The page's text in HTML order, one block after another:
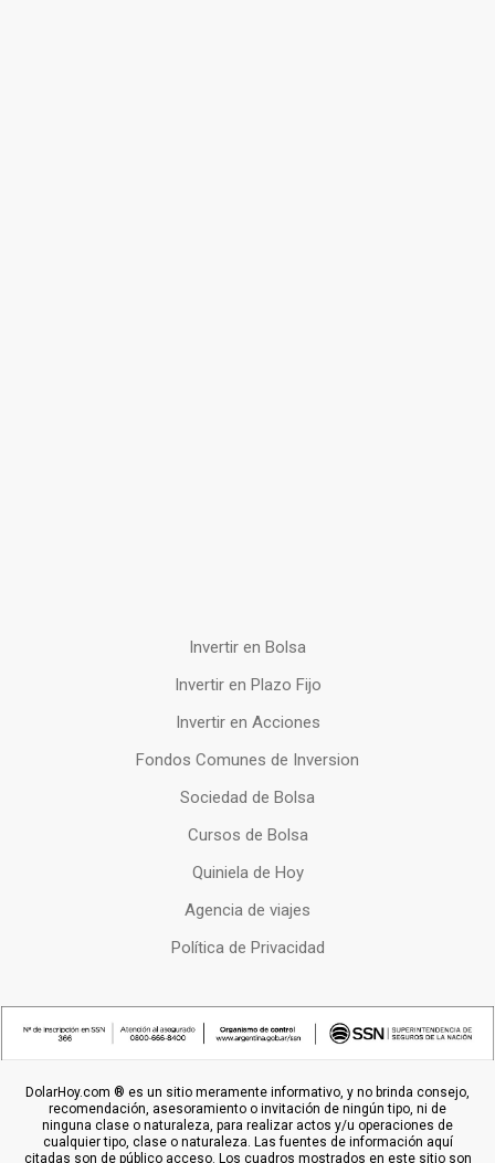
Invertir en Bolsa
Invertir en Plazo Fijo
Invertir en Acciones
Fondos Comunes de Inversion
Sociedad de Bolsa
Cursos de Bolsa
Quiniela de Hoy
Agencia de viajes
Política de Privacidad
DolarHoy.com ® es un sitio meramente informativo, y no brinda consejo,
recomendación, asesoramiento o invitación de ningún tipo, ni de
ninguna clase o naturaleza, para realizar actos y/u operaciones de
cualquier tipo, clase o naturaleza. Las fuentes de información aquí
citadas son de público acceso. Los cuadros mostrados en este sitio son